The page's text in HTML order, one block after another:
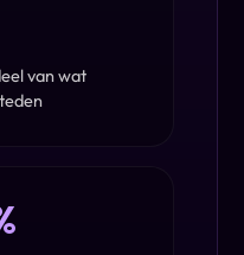
van wat